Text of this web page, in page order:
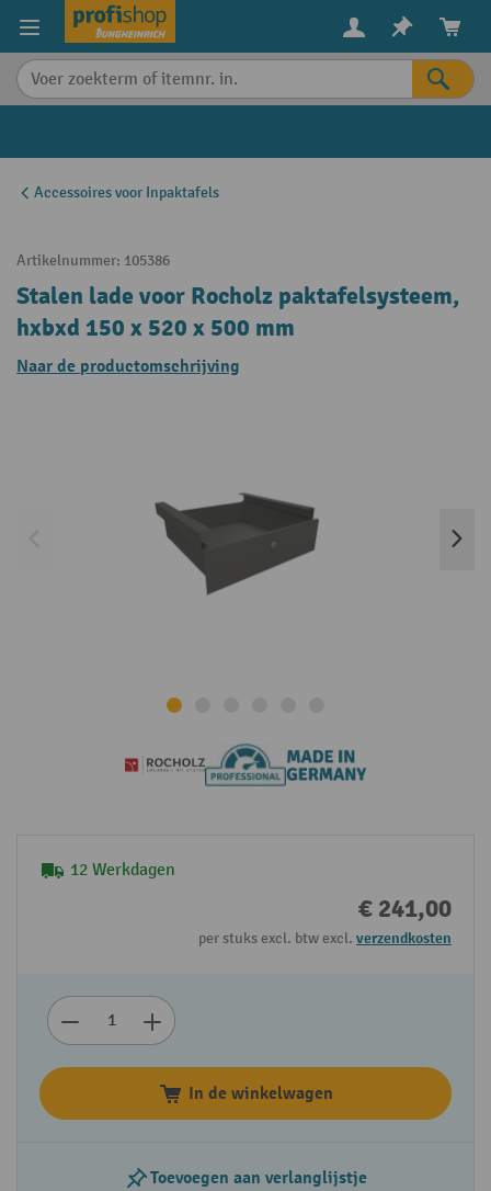
content
Accessoires voor Inpaktafels
Artikelnummer: 105386
Stalen lade voor Rocholz paktafelsysteem,
hxbxd 150 x 520 x 500 mm
Naar de productomschrijving
12 Werkdagen
€ 241,00
per stuks excl. btw excl. verzendkosten
In de winkelwagen
Toevoegen aan verlanglijstje